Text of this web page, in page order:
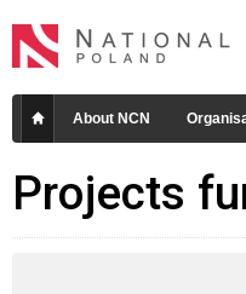
About NCN
Projects